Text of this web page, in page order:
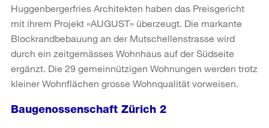
Huggenbergerfries Architekten haben das Preisgericht
mit ihrem Projekt «AUGUST» überzeugt. Die markante
Blockrandbebauung an der Mutschellenstrasse wird
durch ein zeitgemässes Wohnhaus auf der Südseite
ergänzt. Die 29 gemeinnützigen Wohnungen werden trotz
kleiner Wohnflächen grosse Wohnqualität vorweisen.
Baugenossenschaft Zürich 2